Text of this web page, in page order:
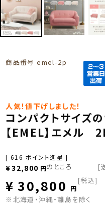
商品番号 emel-2p
人気！値下げしました！
コンパクトサイズ
【EMEL】エメル
[ 616 ポイント進呈 ]
¥32,800 のところ
¥ 30,800 税込
[
※北海道・沖縄・離島を除く